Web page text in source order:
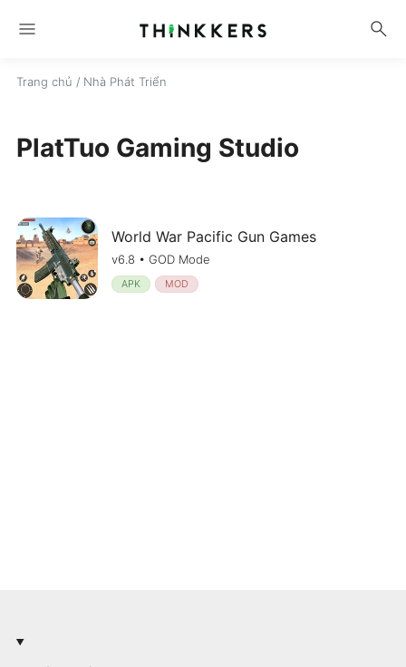
menu search
Trang chủ / Nhà Phát Triển
PlatTuo Gaming Studio
World War Pacific Gun Games
v6.8 • GOD Mode
APK MOD